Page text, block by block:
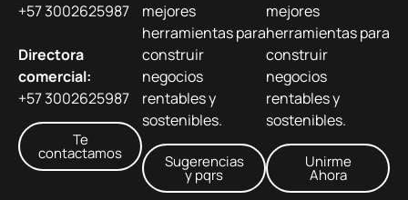
+57 3002625987
Directora
comercial:
+57 3002625987
Te
contactamos
mejores
herramientas para
construir
negocios
rentables y
sostenibles.
Sugerencias
y pqrs
mejores
herramientas para
construir
negocios
rentables y
sostenibles.
Unirme
Ahora